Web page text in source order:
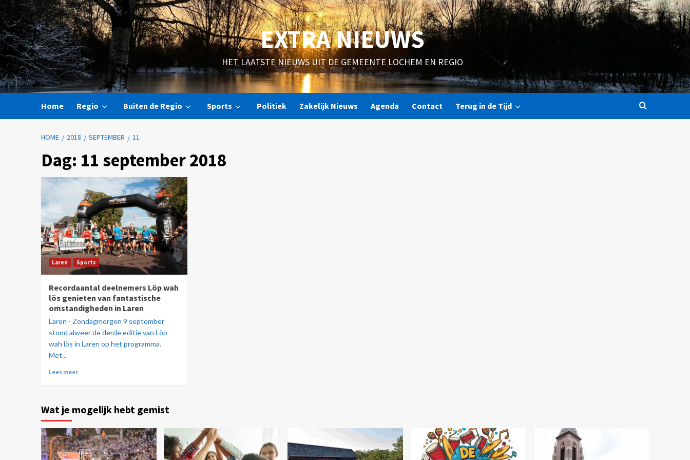
EXTRA NIEUWS
HET LAATSTE NIEUWS UIT DE GEMEENTE LOCHEM EN REGIO
Home Regio Buiten de Regio Sports Politiek Zakelijk Nieuws Agenda Contact Terug in de Tijd
HOME 2018 SEPTEMBER 11
Dag: 11 september 2018
Laren Sports
Recordaantal deelnemers Löp wah
lös genieten van fantastische
omstandigheden in Laren
Laren - Zondagmorgen 9 september
stond alweer de derde editie van Löp
wah lös in Laren op het programma.
Met...
Lees meer
Wat je mogelijk hebt gemist